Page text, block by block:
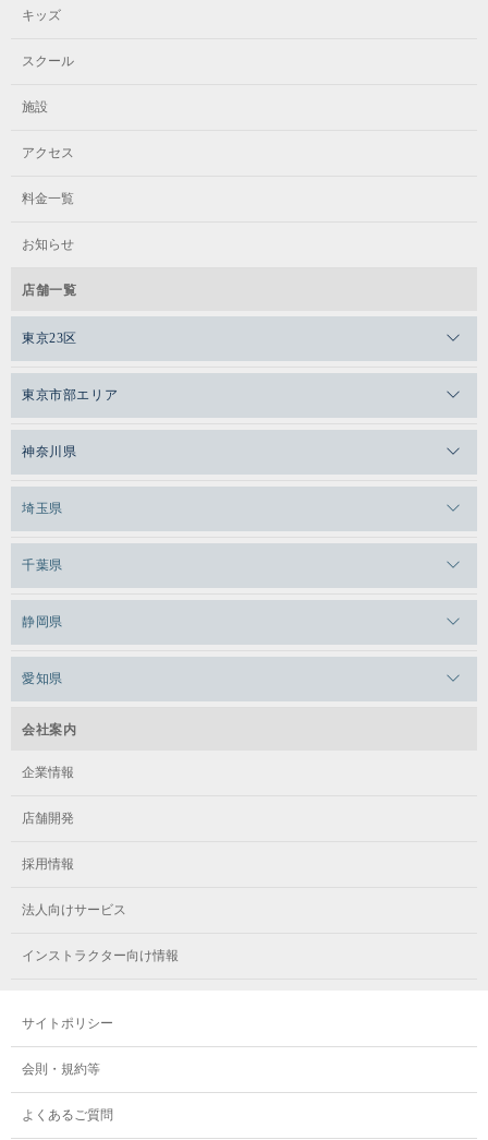
キッズ
スクール
施設
アクセス
料金一覧
お知らせ
店舗一覧
東京23区
メガロスルフレ恵比寿
メガロス日比谷シャンテ
メガロス白金台
メガロス田端
メガロスキッズ錦糸町
メガロス葛飾
東京市部エリア
メガロス三鷹
メガロスルフレ三鷹
メガロス武蔵小金井
メガロスルフレ武蔵小金井
メガロス玉川学園テニススクール
メガロス東小金井学童クラブ
神奈川県
メガロス上永谷
メガロスルフレ上永谷
メガロス神奈川
メガロス日吉
メガロス綱島
メガロスルフレ綱島
メガロス市ヶ尾
メガロス鷺沼
メガロスルフレ鷺沼
メガロス相模大野
メガロス大和
埼玉県
メガロスルフレ草加
千葉県
メガロス本八幡
静岡県
愛知県
メガロステラッセ納屋橋
メガロス千種
会社案内
企業情報
店舗開発
採用情報
法人向けサービス
インストラクター向け情報
サイトポリシー
会則・規約等
よくあるご質問